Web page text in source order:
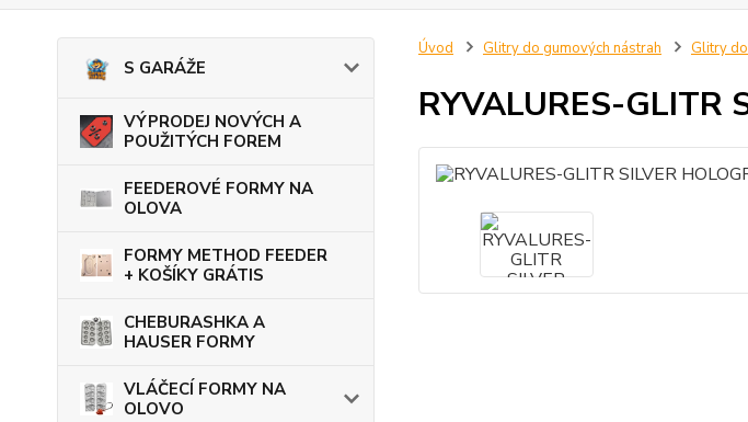
S GARÁŽE
VÝPRODEJ NOVÝCH A
POUŽITÝCH FOREM
FEEDEROVÉ FORMY NA
OLOVA
FORMY METHOD FEEDER
+ KOŠÍKY GRÁTIS
CHEBURASHKA A
HAUSER FORMY
VLÁČECÍ FORMY NA
OLOVO
Úvod Glitry do gumových nástrah Glitry
RYVALURES-GLITR